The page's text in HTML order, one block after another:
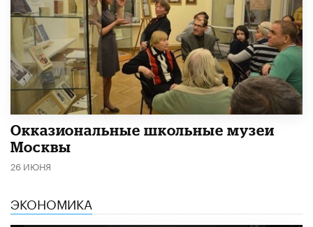
​Окказиональные школьные музеи
Москвы
26 ИЮНЯ
ЭКОНОМИКА